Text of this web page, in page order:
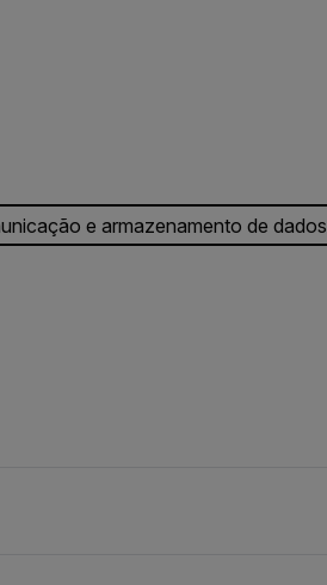
e armazenamento de dados